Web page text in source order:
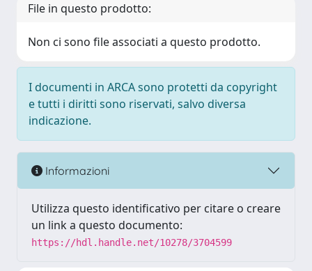
File in questo prodotto:
Non ci sono file associati a questo prodotto.
I documenti in ARCA sono protetti da copyright
e tutti i diritti sono riservati, salvo diversa
indicazione.
Informazioni
Utilizza questo identificativo per citare o creare
un link a questo documento:
https://hdl.handle.net/10278/3704599